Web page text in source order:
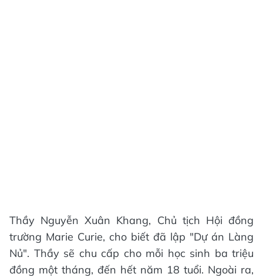
Thầy Nguyễn Xuân Khang, Chủ tịch Hội đồng
trường Marie Curie, cho biết đã lập "Dự án Làng
Nủ". Thầy sẽ chu cấp cho mỗi học sinh ba triệu
đồng một tháng, đến hết năm 18 tuổi. Ngoài ra,